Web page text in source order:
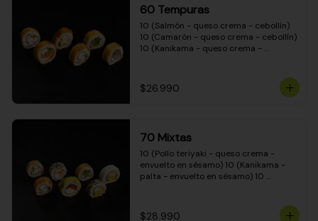
60 Tempuras
10 (Salmón - queso crema - cebollín)
10 (Camarón - queso crema - cebollín)
10 (Kanikama - queso crema -
crema - cebollín) 10 (Carne - queso
crema - cebollín)
$26.990
70 Mixtas
10 (Pollo teriyaki - queso crema -
envuelto en sésamo) 10 (Kanikama -
palta - envuelto en sésamo) 10
- envuelto en queso crema) 10
$28.990